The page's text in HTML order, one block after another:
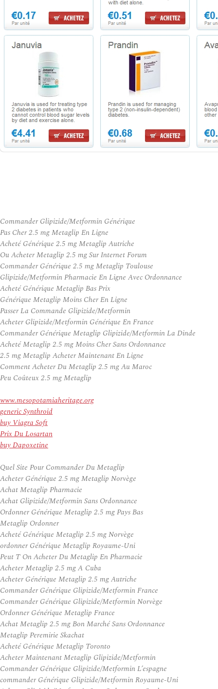
Commander Glipizide/Metformin Générique
Pas Cher 2.5 mg Metaglip En Ligne
Acheté Générique 2.5 mg Metaglip Autriche
Ou Acheter Metaglip 2.5 mg Sur Internet Forum
Commander Générique 2.5 mg Metaglip Toulouse
Glipizide/Metformin Pharmacie En Ligne Avec Ordonnance
Acheté Générique Metaglip Bas Prix
Générique Metaglip Moins Cher En Ligne
Passer La Commande Glipizide/Metformin
Acheter Glipizide/Metformin Générique En France
Commander Générique Metaglip Glipizide/Metformin La Dinde
Acheté Metaglip 2.5 mg Moins Cher Sans Ordonnance
2.5 mg Metaglip Acheter Maintenant En Ligne
Comment Acheter Du Metaglip 2.5 mg Au Maroc
Peu Coûteux 2.5 mg Metaglip
www.mesopotamiaheritage.org
generic Synthroid
buy Viagra Soft
Prix Du Losartan
buy Dapoxetine
Quel Site Pour Commander Du Metaglip
Acheter Générique 2.5 mg Metaglip Norvège
Achat Metaglip Pharmacie
Achat Glipizide/Metformin Sans Ordonnance
Ordonner Générique Metaglip 2.5 mg Pays Bas
Metaglip Ordonner
Acheté Générique Metaglip 2.5 mg Norvège
ordonner Générique Metaglip Royaume-Uni
Peut T On Acheter Du Metaglip En Pharmacie
Acheter Metaglip 2.5 mg A Cuba
Acheter Générique Metaglip 2.5 mg Autriche
Commander Générique Glipizide/Metformin France
Commander Générique Glipizide/Metformin Norvège
Ordonner Générique Metaglip France
Achat Metaglip 2.5 mg Bon Marché Sans Ordonnance
Metaglip Peremirie Skachat
Acheté Générique Metaglip Toronto
Acheter Maintenant Metaglip Glipizide/Metformin
Commander Générique Glipizide/Metformin L’espagne
commander Générique Glipizide/Metformin Royaume-Uni